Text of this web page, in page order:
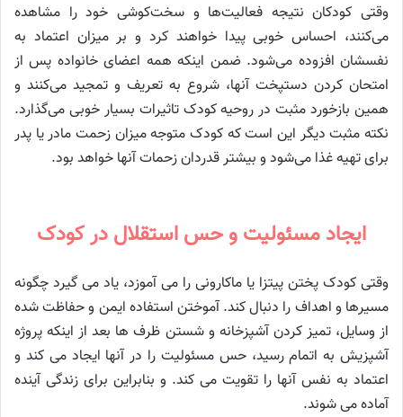
وقتی کودکان نتیجه فعالیت‌ها و سخت‌کوشی خود را مشاهده
می‌کنند، احساس خوبی پیدا خواهند کرد و بر میزان اعتماد به
نفسشان افزوده می‌شود. ضمن اینکه همه اعضای خانواده پس از
امتحان کردن دستپخت آنها، شروع به تعریف و تمجید می‌کنند و
همین بازخورد مثبت در روحیه کودک تاثیرات بسیار خوبی می‌گذارد.
نکته مثبت دیگر این است که کودک متوجه میزان زحمت مادر یا پدر
برای تهیه غذا می‌شود و بیشتر قدردان زحمات آنها خواهد بود.
ایجاد مسئولیت و حس استقلال در کودک
وقتی کودک پختن پیتزا یا ماکارونی را می آموزد، یاد می گیرد چگونه
مسیرها و اهداف را دنبال کند. آموختن استفاده ایمن و حفاظت شده
از وسایل، تمیز کردن آشپزخانه و شستن ظرف ها بعد از اینکه پروژه
آشپزیش به اتمام رسید، حس مسئولیت را در آنها ایجاد می کند و
اعتماد به نفس آنها را تقویت می کند. و بنابراین برای زندگی آینده
آماده می شوند.